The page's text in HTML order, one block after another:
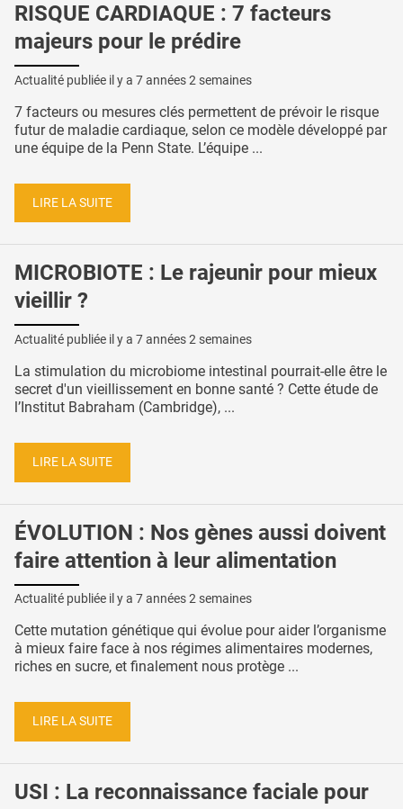
RISQUE CARDIAQUE : 7 facteurs
majeurs pour le prédire
Actualité publiée il y a 7 années 2 semaines
7 facteurs ou mesures clés permettent de prévoir le risque
futur de maladie cardiaque, selon ce modèle développé par
une équipe de la Penn State. L’équipe ...
LIRE LA SUITE
MICROBIOTE : Le rajeunir pour mieux
vieillir ?
Actualité publiée il y a 7 années 2 semaines
La stimulation du microbiome intestinal pourrait-elle être le
secret d'un vieillissement en bonne santé ? Cette étude de
l’Institut Babraham (Cambridge), ...
LIRE LA SUITE
ÉVOLUTION : Nos gènes aussi doivent
faire attention à leur alimentation
Actualité publiée il y a 7 années 2 semaines
Cette mutation génétique qui évolue pour aider l’organisme
à mieux faire face à nos régimes alimentaires modernes,
riches en sucre, et finalement nous protège ...
LIRE LA SUITE
USI : La reconnaissance faciale pour